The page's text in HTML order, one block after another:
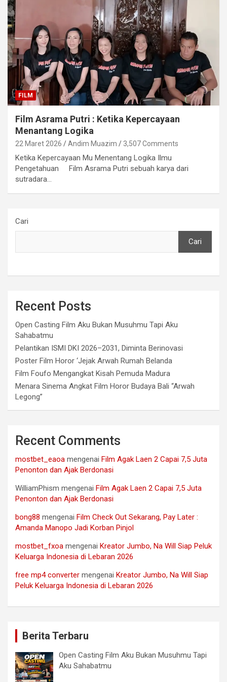
FILM
Film Asrama Putri : Ketika Kepercayaan
Menantang Logika
22 Maret 2026 Andim Muazim 3,507 Comments
Ketika Kepercayaan Mu Menentang Logika Ilmu
Pengetahuan Film Asrama Putri sebuah karya dari
sutradara…
Cari
Cari
Recent Posts
Open Casting Film Aku Bukan Musuhmu Tapi Aku
Sahabatmu
Pelantikan ISMI DKI 2026–2031, Diminta Berinovasi
Poster Film Horor ‘Jejak Arwah Rumah Belanda
Film Foufo Mengangkat Kisah Pemuda Madura
Menara Sinema Angkat Film Horor Budaya Bali “Arwah
Legong”
Recent Comments
mostbet_eaoa mengenai Film Agak Laen 2 Capai 7,5 Juta
Penonton dan Ajak Berdonasi
WilliamPhism mengenai Film Agak Laen 2 Capai 7,5 Juta
Penonton dan Ajak Berdonasi
bong88 mengenai Film Check Out Sekarang, Pay Later :
Amanda Manopo Jadi Korban Pinjol
mostbet_fxoa mengenai Kreator Jumbo, Na Will Siap Peluk
Keluarga Indonesia di Lebaran 2026
free mp4 converter mengenai Kreator Jumbo, Na Will Siap
Peluk Keluarga Indonesia di Lebaran 2026
Berita Terbaru
Open Casting Film Aku Bukan Musuhmu Tapi
Aku Sahabatmu